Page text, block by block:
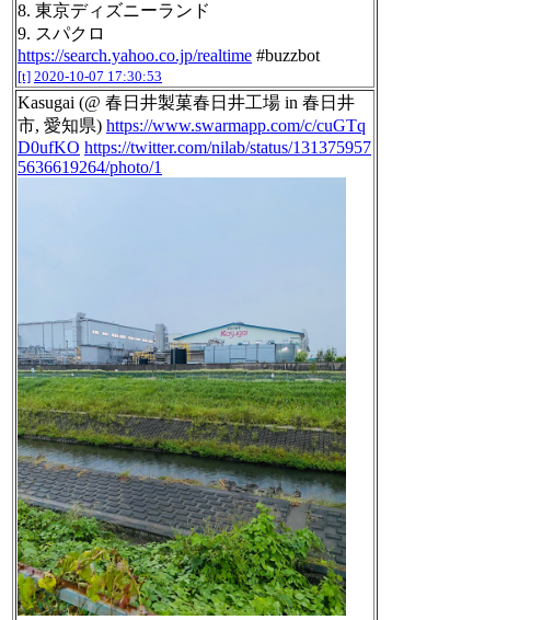
8. 東京ディズニーランド
9. スパクロ
https://search.yahoo.co.jp/realtime #buzzbot
[t] 2020-10-07 17:30:53
Kasugai (@ 春日井製菓春日井工場 in 春日井
市, 愛知県) https://www.swarmapp.com/c/cuGTq
D0ufKO https://twitter.com/nilab/status/131375957
5636619264/photo/1